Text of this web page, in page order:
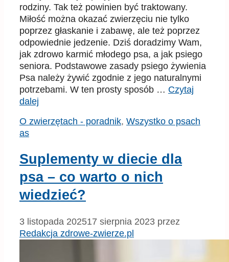
rodziny. Tak też powinien być traktowany.
Miłość można okazać zwierzęciu nie tylko
poprzez głaskanie i zabawę, ale też poprzez
odpowiednie jedzenie. Dziś doradzimy Wam,
jak zdrowo karmić młodego psa, a jak psiego
seniora. Podstawowe zasady psiego żywienia
Psa należy żywić zgodnie z jego naturalnymi
potrzebami. W ten prosty sposób … Czytaj
dalej
Kategorie
O zwierzętach - poradnik, Wszystko o psach
as
Suplementy w diecie dla
psa – co warto o nich
wiedzieć?
3 listopada 202517 sierpnia 2023 przez
Redakcja zdrowe-zwierze.pl